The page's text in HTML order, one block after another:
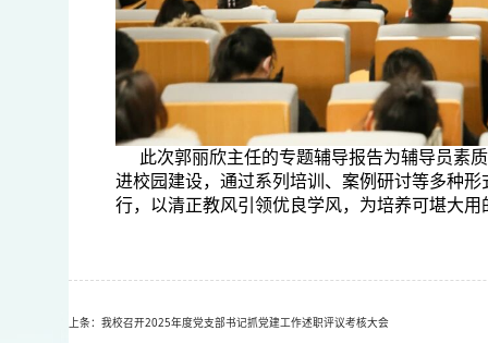
此次郭丽欣主任的专题辅导报告为辅导员素
进校园建设，通过系列培训、案例研讨等多种
行，以清正教风引领优良学风，为培养可堪大
上条：我校召开2025年度党支部书记抓党建工作述职评议考核大会